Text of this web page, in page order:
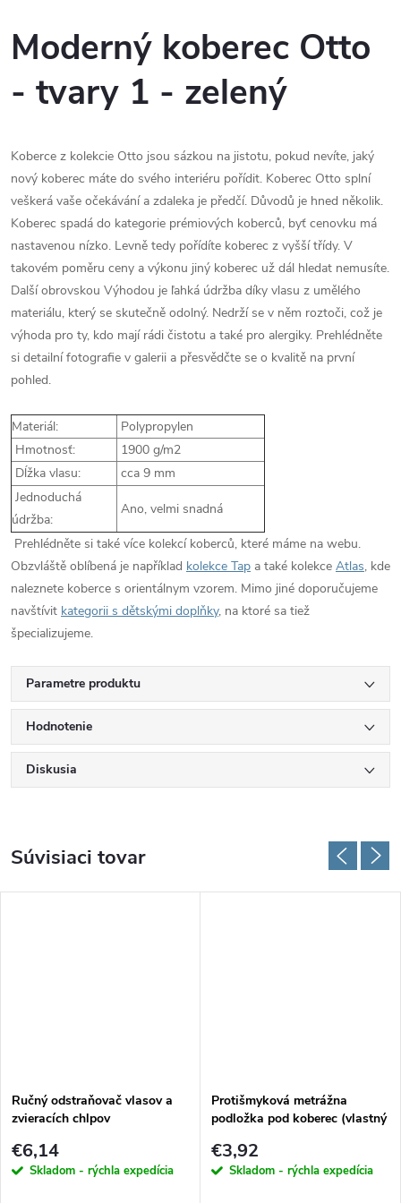
Moderný koberec Otto
- tvary 1 - zelený
Koberce z kolekcie Otto jsou sázkou na jistotu, pokud nevíte, jaký
nový koberec máte do svého interiéru pořídit. Koberec Otto splní
veškerá vaše očekávání a zdaleka je předčí. Důvodů je hned několik.
Koberec spadá do kategorie prémiových koberců, byť cenovku má
nastavenou nízko. Levně tedy pořídíte koberec z vyšší třídy. V
takovém poměru ceny a výkonu jiný koberec už dál hledat nemusíte.
Další obrovskou Výhodou je ľahká údržba díky vlasu z umělého
materiálu, který se skutečně odolný. Nedrží se v něm roztoči, což je
výhoda pro ty, kdo mají rádi čistotu a také pro alergiky. Prehlédněte
si detailní fotografie v galerii a přesvědčte se o kvalitě na první
pohled.
Materiál:
Polypropylen
Hmotnosť:
1900 g/m2
Dĺžka vlasu:
cca 9 mm
Jednoduchá
údržba:
Ano, velmi snadná
Prehlédněte si také více kolekcí koberců, které máme na webu.
Obzvláště oblíbená je například kolekce Tap a také kolekce Atlas, kde
naleznete koberce s orientálnym vzorem. Mimo jiné doporučujeme
navštívit kategorii s dětskými doplňky, na ktoré sa tiež
špecializujeme.
Parametre produktu
Hodnotenie
Diskusia
Súvisiaci tovar
Ručný odstraňovač vlasov a
zvieracích chlpov
€6,14
Skladom - rýchla expedícia
Protišmyková metrážna
podložka pod koberec (vlastný
€3,92
Skladom - rýchla expedícia